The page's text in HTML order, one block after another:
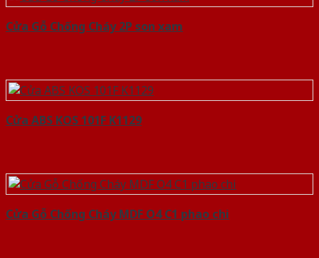
Cửa Gỗ Chống Cháy 2P son xam
Cửa ABS KOS 101F K1129
Cửa Gỗ Chống Cháy MDF O4 C1 phao chi